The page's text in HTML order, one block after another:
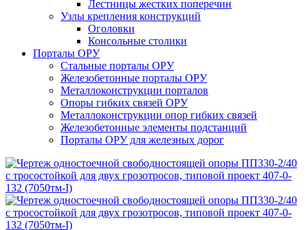
Лестницы жестких поперечин
Узлы крепления конструкций
Оголовки
Консольные столики
Порталы ОРУ
Стальные порталы ОРУ
Железобетонные порталы ОРУ
Металлоконструкции порталов
Опоры гибких связей ОРУ
Металлоконструкции опор гибких связей
Железобетонные элементы подстанций
Порталы ОРУ для железных дорог